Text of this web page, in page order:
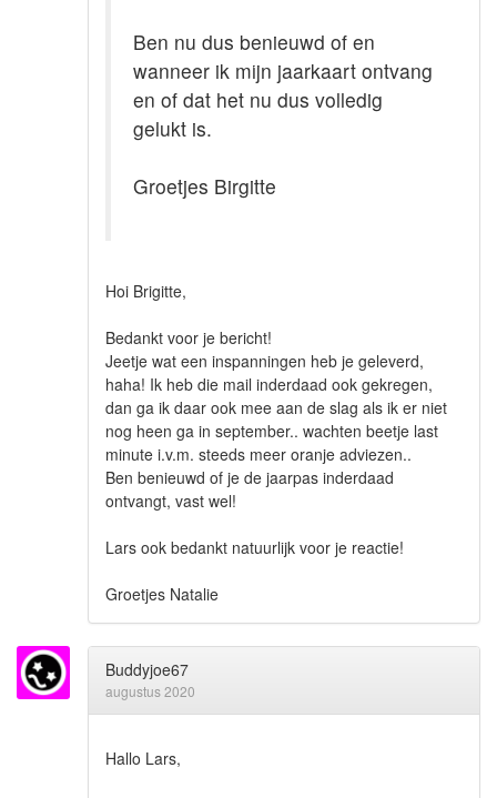
Ben nu dus benieuwd of en
wanneer ik mijn jaarkaart ontvang
en of dat het nu dus volledig
gelukt is.
Groetjes Birgitte
Hoi Brigitte,
Bedankt voor je bericht!
Jeetje wat een inspanningen heb je geleverd,
haha! Ik heb die mail inderdaad ook gekregen,
dan ga ik daar ook mee aan de slag als ik er niet
nog heen ga in september.. wachten beetje last
minute i.v.m. steeds meer oranje adviezen..
Ben benieuwd of je de jaarpas inderdaad
ontvangt, vast wel!
Lars ook bedankt natuurlijk voor je reactie!
Groetjes Natalie
Buddyjoe67
augustus 2020
Hallo Lars,